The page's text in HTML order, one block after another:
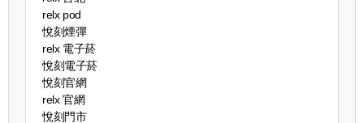
relx pod
悅刻煙彈
relx 電子菸
悅刻電子菸
悅刻官網
relx 官網
悅刻門市